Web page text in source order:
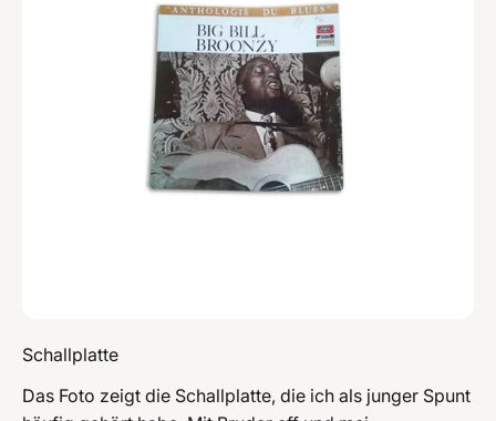
Schallplatte
Das Foto zeigt die Schallplatte, die ich als junger Spunt